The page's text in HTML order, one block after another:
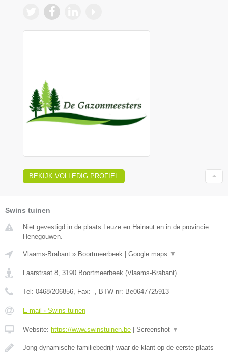
BEKIJK VOLLEDIG PROFIEL
Swins tuinen
Niet gevestigd in de plaats Leuze en Hainaut en in de provincie
Henegouwen.
Vlaams-Brabant » Boortmeerbeek Google maps ▼
Laarstraat 8, 3190 Boortmeerbeek (Vlaams-Brabant)
Tel: 0468/206856, Fax: -, BTW-nr: Be0647725913
E-mail › Swins tuinen
Website: https://www.swinstuinen.be Screenshot ▼
Jong dynamische familiebedrijf waar de klant op de eerste plaats